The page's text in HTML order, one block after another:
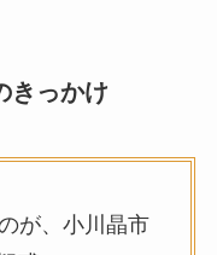
きっかけ
が、小川晶市